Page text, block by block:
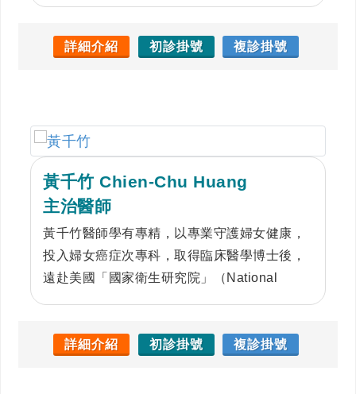
經失調。除了是不孕症的圓夢推手，陳醫師在
最值得託付的堅實後盾。
詳細介紹 初診掛號 複診掛號
黃千竹 Chien-Chu Huang
主治醫師
黃千竹醫師學有專精，以專業守護婦女健康，
投入婦女癌症次專科，取得臨床醫學博士後，
遠赴美國「國家衛生研究院」（National
成長，期待用專業，守護照顧病人。黃醫師用
詳細介紹 初診掛號 複診掛號